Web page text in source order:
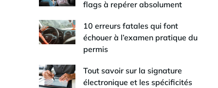
flags à repérer absolument
10 erreurs fatales qui font
échouer à l’examen pratique du
permis
Tout savoir sur la signature
électronique et les spécificités